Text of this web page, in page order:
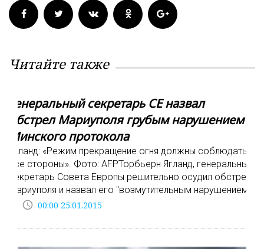
Читайте также
Генеральный секретарь СЕ назвал
обстрел Мариуполя грубым нарушением
Минского протокола
Ягланд: «Режим прекращение огня должны соблюдать
все стороны». Фото: AFPТорбьерн Ягланд, генеральный
секретарь Совета Европы решительно осудил обстрел
Мариуполя и назвал его "возмутительным нарушением
access_time 00:00 25.01.2015